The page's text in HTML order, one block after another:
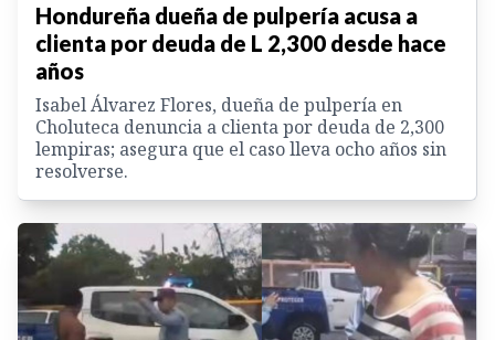
Hondureña dueña de pulpería acusa a
clienta por deuda de L 2,300 desde hace
años
Isabel Álvarez Flores, dueña de pulpería en
Choluteca denuncia a clienta por deuda de 2,300
lempiras; asegura que el caso lleva ocho años sin
resolverse.